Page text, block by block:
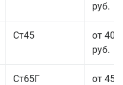
руб.
Ст45
от 40
руб.
Ст65Г
от 45